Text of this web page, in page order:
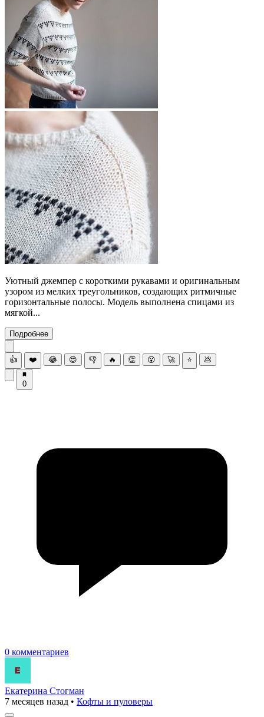
Уютный джемпер с короткими рукавами и оригинальным
узором из мелких треугольников, создающих ритмичные
горизонтальные полосы. Модель выполнена спицами из
мягкой...
Подробнее
👍 ❤️ 😂 😍 👎 🔥 👏 😮 🚀 ⭐ 💩
0
0 комментариев
Екатерина Стогман
7 месяцев назад • Кофты и пуловеры